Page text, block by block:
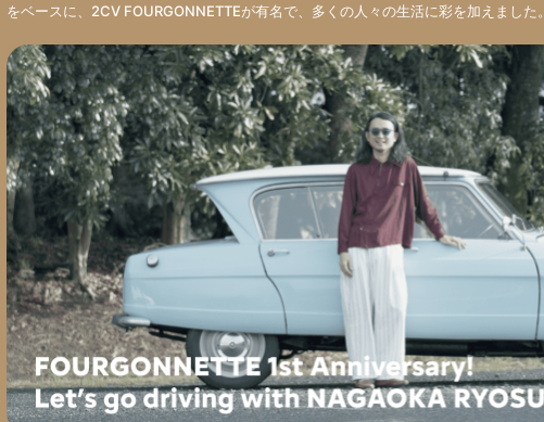
をベースに、2CV FOURGONNETTEが有名で、多くの人々の生活に彩を加えました。